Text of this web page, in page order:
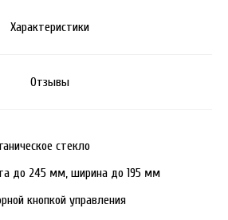
Характеристики
Отзывы
стекло
до 245 мм, ширина до 195 мм
кнопкой управления